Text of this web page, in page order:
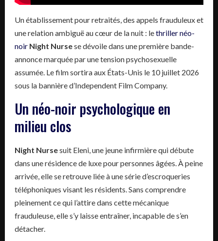
Un établissement pour retraités, des appels frauduleux et
une relation ambiguë au cœur de la nuit : lethriller néo-
noir Night Nursese dévoile dans une première bande-
annonce marquée par une tension psychosexuelle
assumée. Le film sortira aux États-Unis le 10 juillet 2026
sous la bannière d’Independent Film Company.
Un néo-noir psychologique en
milieu clos
Night Nursesuit Eleni, une jeune infirmière qui débute
dans une résidence de luxe pour personnes âgées. À peine
arrivée, elle se retrouve liée à une série d’escroqueries
téléphoniques visant les résidents. Sans comprendre
pleinement ce qui l’attire dans cette mécanique
frauduleuse, elle s’y laisse entraîner, incapable de s’en
détacher.